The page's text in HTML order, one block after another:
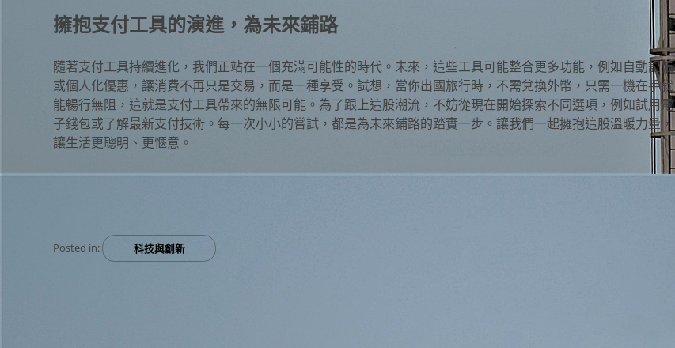
擁抱支付工具的演進，為未來鋪路
隨著支付工具持續進化，我們正站在一個充滿可能性的時代。未來，這些工具可能整合更多功能，例如自動記帳
或個人化優惠，讓消費不再只是交易，而是一種享受。試想，當你出國旅行時，不需兌換外幣，只需一機在手就
能暢行無阻，這就是支付工具帶來的無限可能。為了跟上這股潮流，不妨從現在開始探索不同選項，例如試用電
子錢包或了解最新支付技術。每一次小小的嘗試，都是為未來鋪路的踏實一步。讓我們一起擁抱這股溫暖力量，
讓生活更聰明、更愜意。
Posted in: 科技與創新